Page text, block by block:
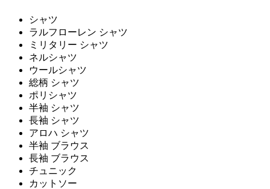
シャツ
ラルフローレン シャツ
ミリタリー シャツ
ネルシャツ
ウールシャツ
総柄 シャツ
ポリシャツ
半袖 シャツ
長袖 シャツ
アロハ シャツ
半袖 ブラウス
長袖 ブラウス
チュニック
カットソー